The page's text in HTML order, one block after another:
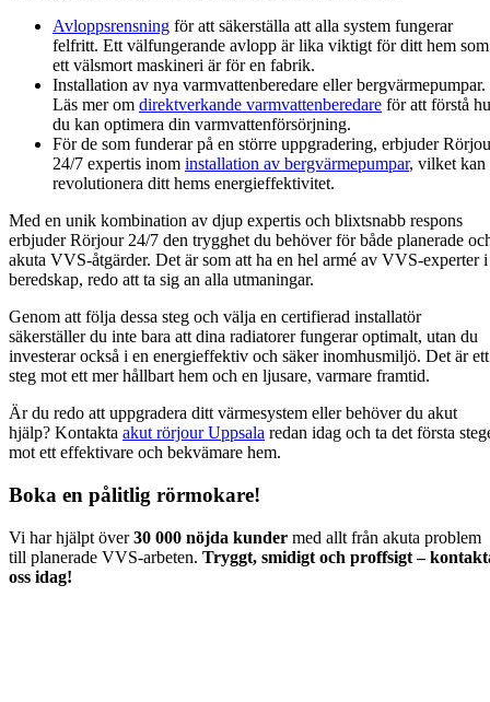
Avloppsrensning för att säkerställa att alla system fungerar
felfritt. Ett välfungerande avlopp är lika viktigt för ditt hem som
ett välsmort maskineri är för en fabrik.
Installation av nya varmvattenberedare eller bergvärmepumpar.
Läs mer om direktverkande varmvattenberedare för att förstå
du kan optimera din varmvattenförsörjning.
För de som funderar på en större uppgradering, erbjuder
24/7 expertis inom installation av bergvärmepumpar, vilket kan
revolutionera ditt hems energieffektivitet.
Med en unik kombination av djup expertis och blixtsnabb respons
erbjuder Rörjour 24/7 den trygghet du behöver för både planerade
akuta VVS-åtgärder. Det är som att ha en hel armé av VVS-experter i
beredskap, redo att ta sig an alla utmaningar.
Genom att följa dessa steg och välja en certifierad installatör
säkerställer du inte bara att dina radiatorer fungerar optimalt, utan du
investerar också i en energieffektiv och säker inomhusmiljö. Det är ett
steg mot ett mer hållbart hem och en ljusare, varmare framtid.
Är du redo att uppgradera ditt värmesystem eller behöver du akut
hjälp? Kontakta akut rörjour Uppsala redan idag och ta det första
mot ett effektivare och bekvämare hem.
Boka en pålitlig rörmokare!
Vi har hjälpt över30 000 nöjda kunder med allt från akuta problem
till planerade VVS-arbeten. Tryggt, smidigt och proffsigt –
oss idag!